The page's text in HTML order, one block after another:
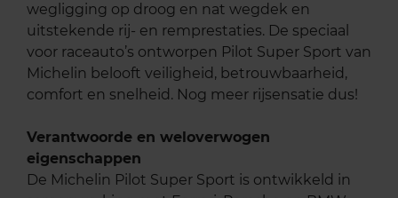
wegligging op droog en nat wegdek en
uitstekende rij- en remprestaties. De speciaal
voor raceauto’s ontworpen Pilot Super Sport van
Michelin belooft veiligheid, betrouwbaarheid,
comfort en snelheid. Nog meer rijsensatie dus!
Verantwoorde en weloverwogen
eigenschappen
De Michelin Pilot Super Sport is ontwikkeld in